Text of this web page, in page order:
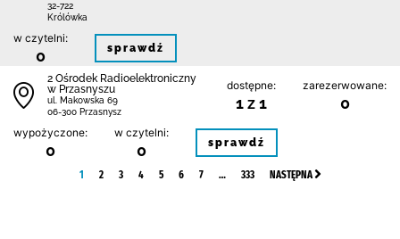
32-722
Królówka
w czytelni:
0 sprawdź
2 Ośrodek Radioelektroniczny
w Przasnyszu
ul. Makowska 69
06-300 Przasnysz
dostępne:
1 z 1
zarezerwowane:
0
wypożyczone:
0
w czytelni:
0 sprawdź
1 2 3 4 5 6 7 … 333 NASTĘPNA